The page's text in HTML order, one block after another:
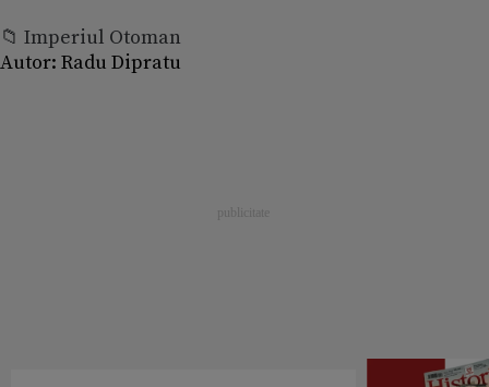
📁 Imperiul Otoman
Autor: Radu Dipratu